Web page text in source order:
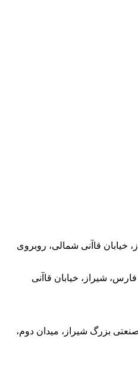
خیابان قاآنی شمالی، روبروی
فارس، شیراز، خیابان قاآنی
بزرگ شیراز، میدان دوم،